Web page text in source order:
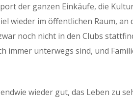
der ganzen Einkäufe, die
wieder im öffentlichen Raum,
noch nicht in den Clubs
immer unterwegs sind, und
wieder gut, das Leben zu